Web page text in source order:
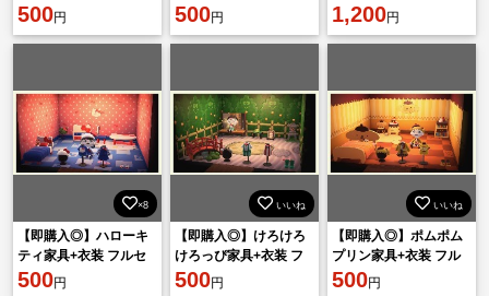
500円 500円 1,200円
×8
【即購入◎】ハローキ
ティ家具+衣装 フルセ
ット13点
500円
いいね
【即購入◎】けろけろ
けろっぴ家具+衣装 フ
ルセット14点
500円
いいね
【即購入◎】ポムポム
プリン家具+衣装 フル
セット13点
500円